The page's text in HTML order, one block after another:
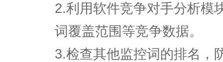
2.利用软件竞争对手分析模
词覆盖范围等竞争数据。
3.检查其他监控词的排名，